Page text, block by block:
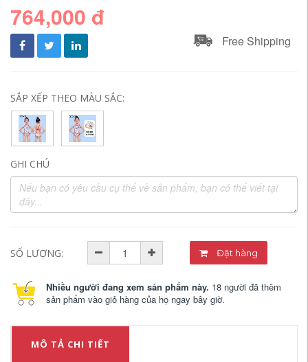
764,000 đ
Free Shipping
SẮP XẾP THEO MÀU SẮC:
GHI CHÚ
SỐ LƯỢNG: Đặt hàng
Nhiều người đang xem sản phẩm này. 18 người đã thêm
sản phẩm vào giỏ hàng của họ ngay bây giờ.
MÔ TẢ CHI TIẾT